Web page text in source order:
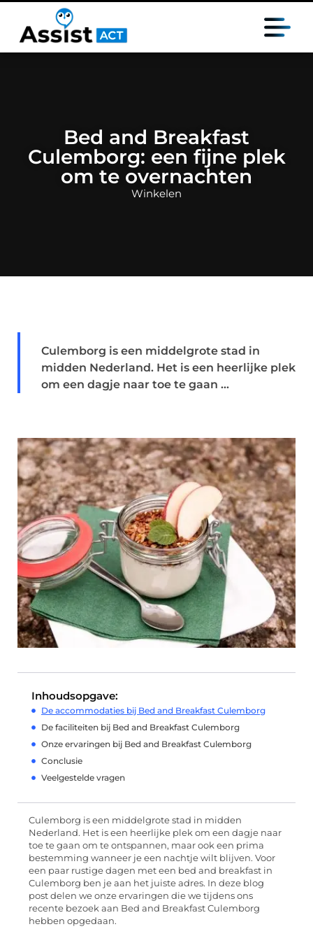
Bed and Breakfast
Culemborg: een fijne plek
om te overnachten
Winkelen
Culemborg is een middelgrote stad in
midden Nederland. Het is een heerlijke plek
om een dagje naar toe te gaan ...
Inhoudsopgave:
De accommodaties bij Bed and Breakfast Culemborg
De faciliteiten bij Bed and Breakfast Culemborg
Onze ervaringen bij Bed and Breakfast Culemborg
Conclusie
Veelgestelde vragen
Culemborg is een middelgrote stad in midden
Nederland. Het is een heerlijke plek om een dagje naar
toe te gaan om te ontspannen, maar ook een prima
bestemming wanneer je een nachtje wilt blijven. Voor
een paar rustige dagen met een bed and breakfast in
Culemborg ben je aan het juiste adres. In deze blog
post delen we onze ervaringen die we tijdens ons
recente bezoek aan Bed and Breakfast Culemborg
hebben opgedaan.